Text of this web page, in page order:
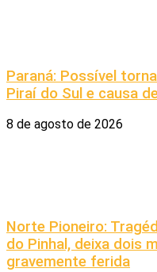
Paraná: Possível
Piraí do Sul e causa
8 de agosto de 2026
Norte Pioneiro:
do Pinhal, deixa dois
gravemente ferida